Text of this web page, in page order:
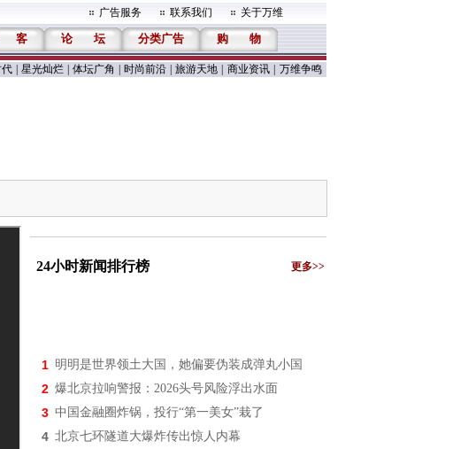
广告服务 联系我们 关于万维
客 论 坛 分类广告 购 物
星光灿烂 体坛广角 时尚前沿 旅游天地 商业资讯 万维争鸣
24小时新闻排行榜 更多>>
1 明明是世界领土大国，她偏要伪装成弹丸小国
2 爆北京拉响警报：2026头号风险浮出水面
3 中国金融圈炸锅，投行“第一美女”栽了
4 北京七环隧道大爆炸传出惊人内幕